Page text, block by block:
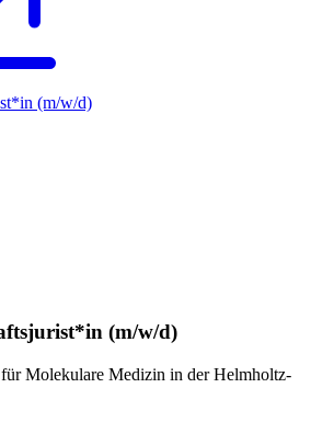
(m/w/d)
(m/w/d)
Molekulare Medizin in der Helmholtz-